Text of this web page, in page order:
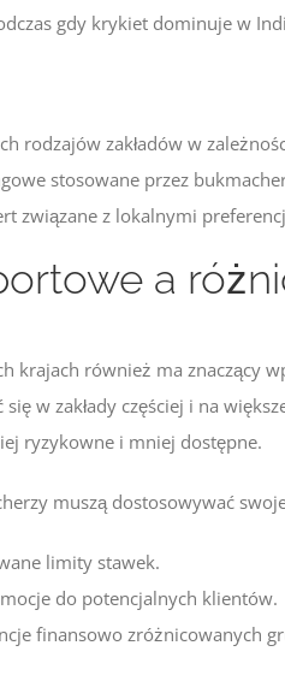
gdy krykiet dominuje w
rodzajów zakładów w
stosowane przez
związane z lokalnymi
a
krajach również ma znaczący
się w zakłady częściej i na
ryzykowne i mniej dostępne.
muszą dostosowywać
limity stawek.
do potencjalnych klientów.
finansowo zróżnicowanych